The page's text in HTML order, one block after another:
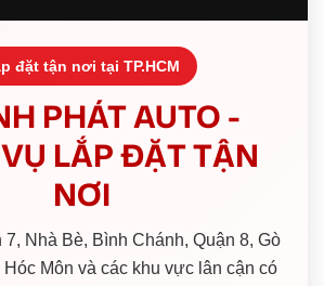
đặt tận nơi tại TP.HCM
PHÁT AUTO -
LẮP ĐẶT TẬN
NƠI
7, Nhà Bè, Bình Chánh, Quận 8, Gò
Môn và các khu vực lân cận có